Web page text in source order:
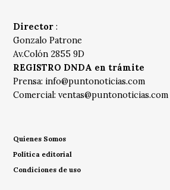
Director :
Gonzalo Patrone
Av.Colón 2855 9D
REGISTRO DNDA en trámite
Prensa: info@puntonoticias.com
Comercial:ventas@puntonoticias.com
Quienes Somos
Política editorial
Condiciones de uso